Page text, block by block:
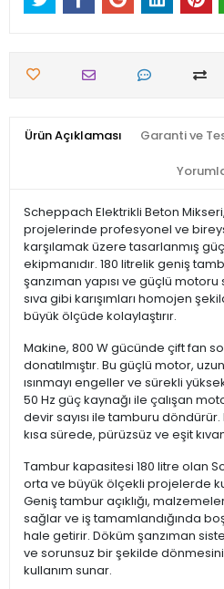
Ürün Açıklaması Garanti ve
Scheppach Elektrikli Beton
projelerinde profesyonel ve
karşılamak üzere tasarlanmış
ekipmanıdır. 180 litrelik geniş
şanzıman yapısı ve güçlü
sıva gibi karışımları homojen
büyük ölçüde kolaylaştırır.
Makine, 800 W gücünde çift fan
donatılmıştır. Bu güçlü motor,
ısınmayı engeller ve sürekli
50 Hz güç kaynağı ile çalışan
devir sayısı ile tamburu
kısa sürede, pürüzsüz ve eşit
Tambur kapasitesi 180 litre olan
orta ve büyük ölçekli projelerde
Geniş tambur açıklığı,
sağlar ve iş tamamlandığında
hale getirir. Döküm şanzıman
ve sorunsuz bir şekilde
kullanım sunar.